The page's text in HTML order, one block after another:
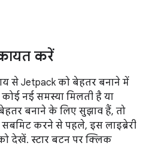
करें
से Jetpack को बेहतर बनाने में
नई समस्या मिलती है या
बनाने के लिए सुझाव हैं, तो
करने से पहले, इस लाइब्रेरी
देखें. स्टार बटन पर क्लिक